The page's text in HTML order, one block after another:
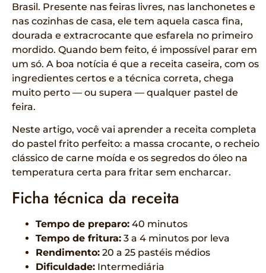
Brasil. Presente nas feiras livres, nas lanchonetes e
nas cozinhas de casa, ele tem aquela casca fina,
dourada e extracrocante que esfarela no primeiro
mordido. Quando bem feito, é impossível parar em
um só. A boa notícia é que a receita caseira, com os
ingredientes certos e a técnica correta, chega
muito perto — ou supera — qualquer pastel de
feira.
Neste artigo, você vai aprender a receita completa
do pastel frito perfeito: a massa crocante, o recheio
clássico de carne moída e os segredos do óleo na
temperatura certa para fritar sem encharcar.
Ficha técnica da receita
Tempo de preparo: 40 minutos
Tempo de fritura: 3 a 4 minutos por leva
Rendimento: 20 a 25 pastéis médios
Dificuldade: Intermediária